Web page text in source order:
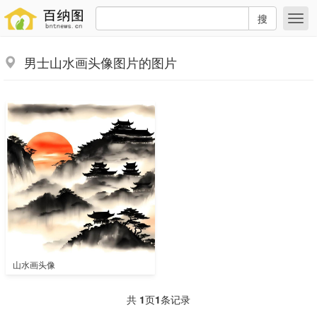
搜
男士山水画头像图片的图片
山水画头像
共 1页1条记录